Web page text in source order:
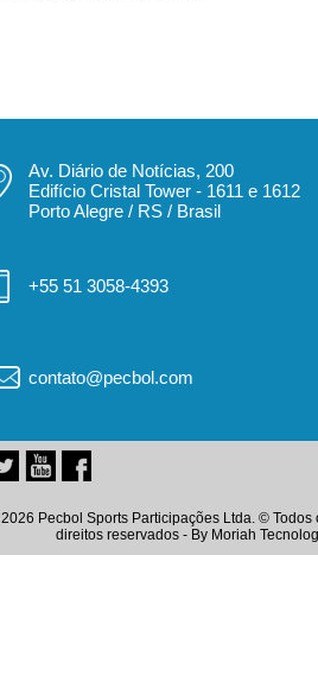
Av. Diário de Notícias, 200
Edifício Cristal Tower - 1611 e 1612
Porto Alegre / RS / Brasil
+55 51 3058-4393
contato@pecbol.com
2026 Pecbol Sports Participações Ltda. © Todos
direitos reservados - By Moriah